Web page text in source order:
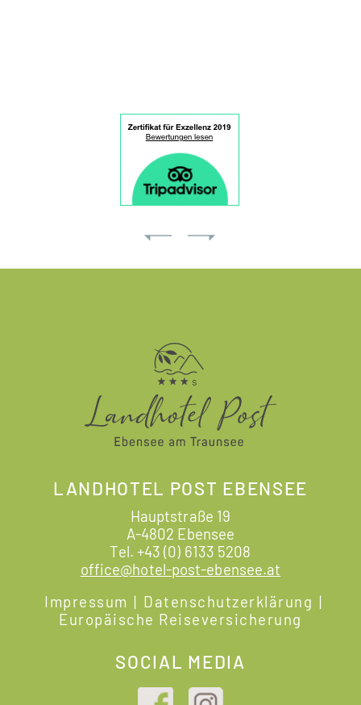
LANDHOTEL POST EBENSEE
Hauptstraße 19
A-4802 Ebensee
Tel. +43 (0) 6133 5208
office@hotel-post-ebensee.at
Impressum | Datenschutzerklärung |
Europäische Reiseversicherung
SOCIAL MEDIA